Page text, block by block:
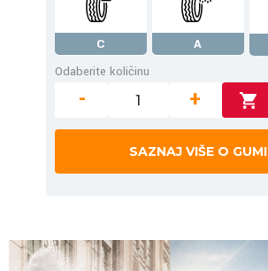
C A
Odaberite količinu
- +
SAZNAJ VIŠE O GUMI